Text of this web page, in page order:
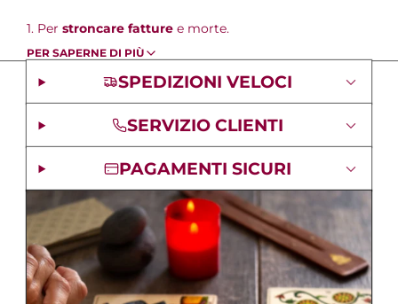
1. Perstroncare fatture e morte.
2. Per bloccare ed eliminare
su una coppia.
3. Protegge da rischi di essereperseguitipenalmente
e/o civilmente (evitare denunce, ecc.).
4. Propizia la costruzione ex novo della vita affettiva
tramite incontri e conoscenze, rapporti nuovi in
genere. Procura in circa un anno ilmatrimonio
. Non
lega persone già conosciute o solamente che
piacciono. Ha azione sicura ma generica, non per
legare una persona in particolare.
PER SAPERNE DI PIÙ
SPEDIZIONI VELOCI
SERVIZIO CLIENTI
PAGAMENTI SICURI